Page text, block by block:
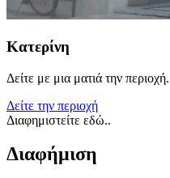
Κατερίνη
Δείτε με μια ματιά την
Δείτε την περιοχή
Διαφημιστείτε εδώ..
Διαφήμιση